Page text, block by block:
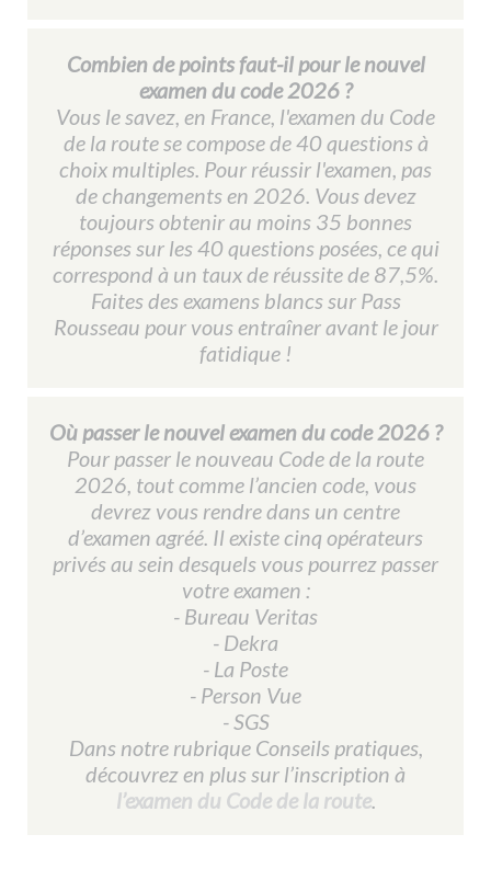
Combien de points faut-il pour le nouvel
examen du code 2026 ?
Vous le savez, en France, l'examen du Code
de la route se compose de 40 questions à
choix multiples. Pour réussir l'examen, pas
de changements en 2026. Vous devez
toujours obtenir au moins 35 bonnes
réponses sur les 40 questions posées, ce qui
correspond à un taux de réussite de 87,5%.
Faites des examens blancs sur Pass
Rousseau pour vous entraîner avant le jour
fatidique !
Où passer le nouvel examen du code 2026 ?
Pour passer le nouveau Code de la route
2026, tout comme l’ancien code, vous
devrez vous rendre dans un centre
d’examen agréé. Il existe cinq opérateurs
privés au sein desquels vous pourrez passer
votre examen :
- Bureau Veritas
- Dekra
- La Poste
- Person Vue
- SGS
Dans notre rubrique Conseils pratiques,
découvrez en plus sur l’inscription à
l’examen du Code de la route.